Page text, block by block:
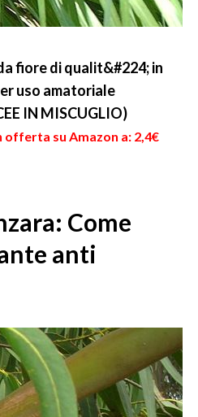
fiore di qualit&#224; in
uso amatoriale
IN MISCUGLIO)
offerta su Amazon a: 2,4€
Come
anti